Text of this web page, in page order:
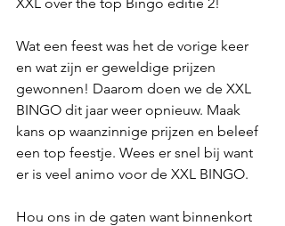
Wat een feest was het de vorige keer
en wat zijn er geweldige prijzen
gewonnen! Daarom doen we de XXL
BINGO dit jaar weer opnieuw. Maak
kans op waanzinnige prijzen en beleef
een top feestje. Wees er snel bij want
er is veel animo voor de XXL BINGO.
Hou ons in de gaten want binnenkort